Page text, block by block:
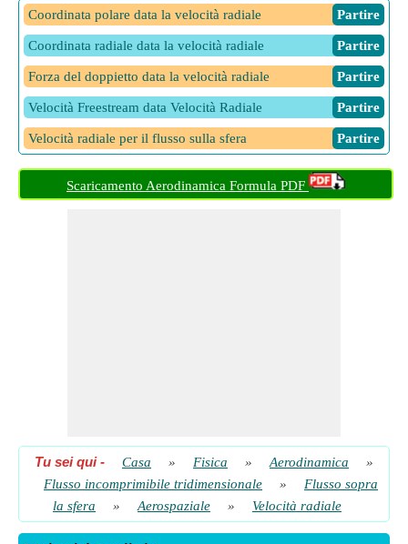
Coordinata polare data la velocità radiale ​ Partire
Coordinata radiale data la velocità radiale ​ Partire
Forza del doppietto data la velocità radiale ​ Partire
Velocità Freestream data Velocità Radiale ​ Partire
Velocità radiale per il flusso sulla sfera ​ Partire
Scaricamento Aerodinamica Formula PDF
Tu sei qui- Casa » Fisica » Aerodinamica
»
Flusso incomprimibile tridimensionale
»
Flusso sopra
la sfera
» Aerospaziale » Velocità radiale